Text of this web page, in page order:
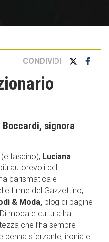
CONDIVIDI
signora
fascino), Luciana
autorevoli del
carismatica e
firme del Gazzettino,
& Moda, blog di pagine
moda e cultura ha
che l’ha sempre
penna sferzante, ironia e